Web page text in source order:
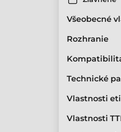
Všeobecné
Rozhranie
Technické
Vlastnosti
Vlastnosti